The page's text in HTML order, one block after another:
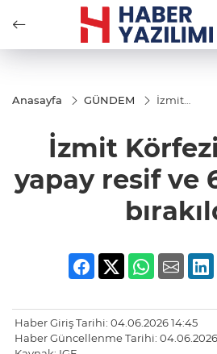
Anasayfa GÜNDEM
İzmit
resif ve 6
bin balık
İzmit
yapay resif ve
Haber Giriş Tarihi: 04.06.2026 14:45
Haber Güncellenme Tarihi: